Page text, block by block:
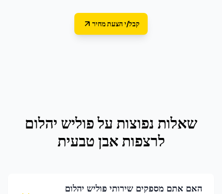
קבל/י הצעת מחיר
שאלות נפוצות עלפוליש יהלום
לרצפות אבן טבעית
האם אתם מספקים שירותי פוליש יהלום